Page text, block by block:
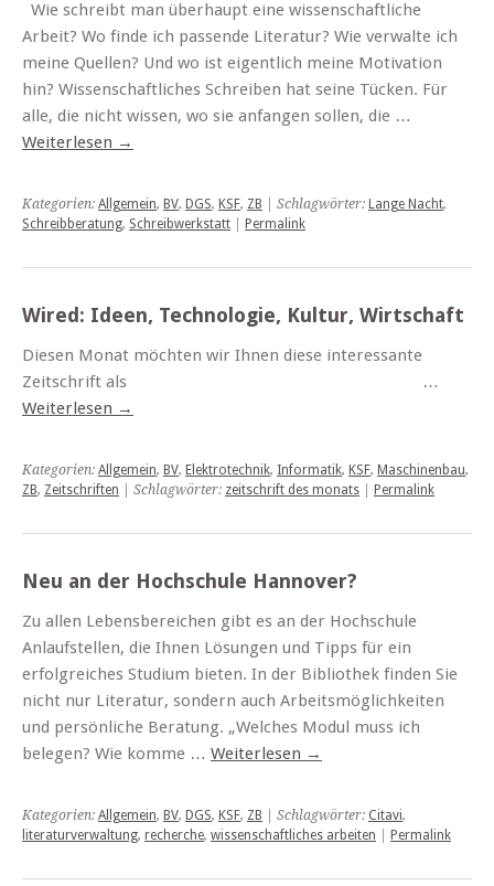
Wie schreibt man überhaupt eine wissenschaftliche
Arbeit? Wo finde ich passende Literatur? Wie verwalte ich
meine Quellen? Und wo ist eigentlich meine Motivation
hin? Wissenschaftliches Schreiben hat seine Tücken. Für
alle, die nicht wissen, wo sie anfangen sollen, die …
Weiterlesen →
Kategorien: Allgemein, BV, DGS, KSF, ZB | Schlagwörter: Lange Nacht,
Schreibberatung, Schreibwerkstatt Permalink
Wired: Ideen, Technologie, Kultur, Wirtschaft
Diesen Monat möchten wir Ihnen diese interessante
Zeitschrift als …
Weiterlesen →
Kategorien: Allgemein, BV, Elektrotechnik, Informatik, KSF, Maschinenbau,
ZB, Zeitschriften | Schlagwörter: zeitschrift des monats Permalink
Neu an der Hochschule Hannover?
Zu allen Lebensbereichen gibt es an der Hochschule
Anlaufstellen, die Ihnen Lösungen und Tipps für ein
erfolgreiches Studium bieten. In der Bibliothek finden Sie
nicht nur Literatur, sondern auch Arbeitsmöglichkeiten
und persönliche Beratung. „Welches Modul muss ich
belegen? Wie komme … Weiterlesen →
Kategorien: Allgemein, BV, DGS, KSF, ZB | Schlagwörter: Citavi,
literaturverwaltung, recherche, wissenschaftliches arbeiten Permalink